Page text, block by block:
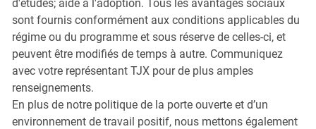
d'études; aide à l'adoption. Tous les avantages sociaux
sont fournis conformément aux conditions applicables du
régime ou du programme et sous réserve de celles-ci, et
peuvent être modifiés de temps à autre. Communiquez
avec votre représentant TJX pour de plus amples
renseignements.
En plus de notre politique de la porte ouverte et d’un
environnement de travail positif, nous mettons également